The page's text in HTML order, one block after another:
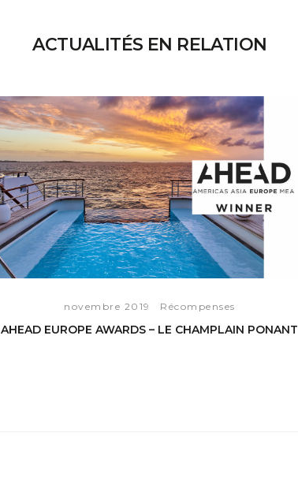
ACTUALITÉS EN RELATION
novembre 2019 Récompenses
AHEAD EUROPE AWARDS – LE CHAMPLAIN PONANT